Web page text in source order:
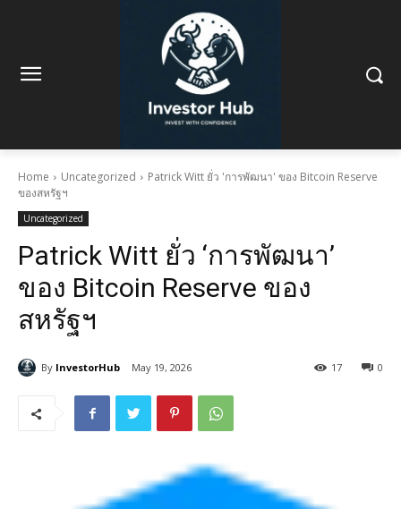
Home Uncategorized
Patrick Witt ยั่ว 'การพัฒนา' ของ Bitcoin Reserve
ของสหรัฐฯ
Uncategorized
Patrick Witt ยั่ว ‘การพัฒนา’
ของ Bitcoin Reserve ของ
สหรัฐฯ
By InvestorHub May 19, 2026 0
17